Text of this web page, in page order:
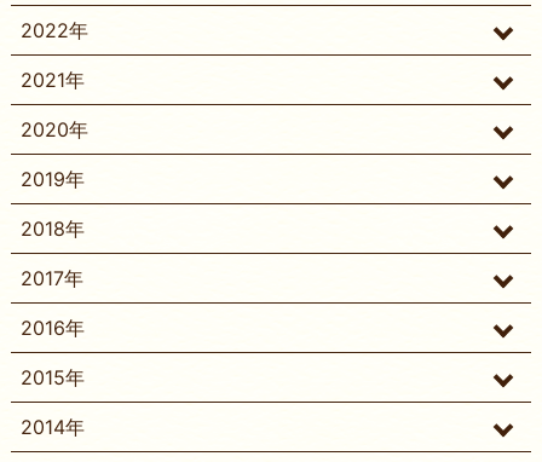
2022年
2021年
2020年
2019年
2018年
2017年
2016年
2015年
2014年